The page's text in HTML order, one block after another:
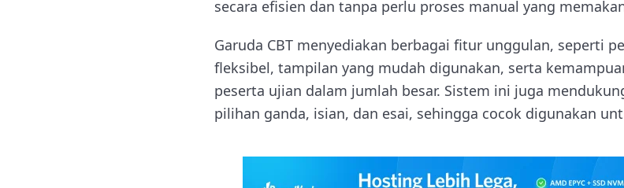
secara efisien dan tanpa perlu proses manual yang
Garuda CBT menyediakan berbagai fitur unggulan, seperti
fleksibel, tampilan yang mudah digunakan, serta
peserta ujian dalam jumlah besar. Sistem ini juga
pilihan ganda, isian, dan esai, sehingga cocok digunakan